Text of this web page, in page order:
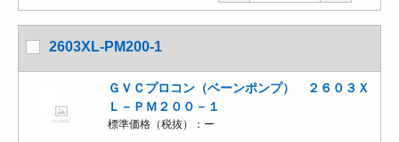
2603XL-PM200-1
ＧＶＣプロコン（ベーンポンプ） ２６０３Ｘ
Ｌ－ＰＭ２００－１
標準価格（税抜）： ー